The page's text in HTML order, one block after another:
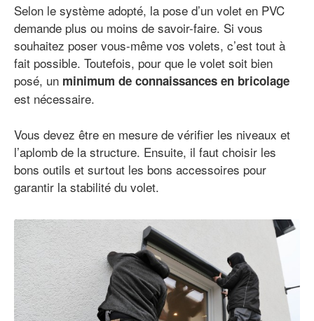
Selon le système adopté, la pose d’un volet en PVC
demande plus ou moins de savoir-faire. Si vous
souhaitez poser vous-même vos volets, c’est tout à
fait possible. Toutefois, pour que le volet soit bien
posé, un minimum de connaissances en bricolage
est nécessaire.
Vous devez être en mesure de vérifier les niveaux et
l’aplomb de la structure. Ensuite, il faut choisir les
bons outils et surtout les bons accessoires pour
garantir la stabilité du volet.